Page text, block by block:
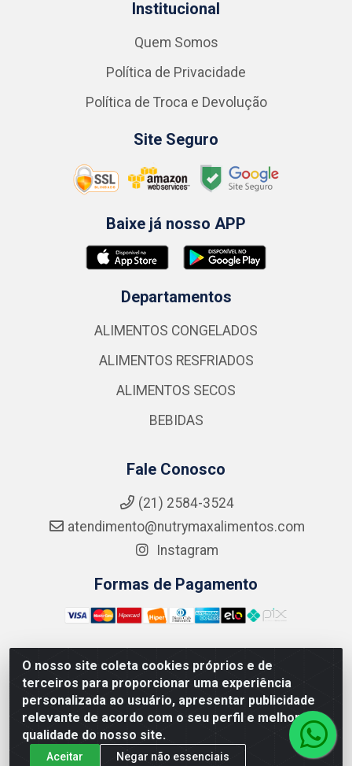
O nosso site coleta cookies próprios e de
terceiros para proporcionar uma experiência
personalizada ao usuário, apresentar publicidade
relevante de acordo com o seu perfil e melhorar a
qualidade do nosso site.
Aceitar Negar não essenciais
Institucional
Quem Somos
Política de Privacidade
Política de Troca e Devolução
Site Seguro
Baixe já nosso APP
Departamentos
ALIMENTOS CONGELADOS
ALIMENTOS RESFRIADOS
ALIMENTOS SECOS
BEBIDAS
Fale Conosco
(21) 2584-3524
atendimento@nutrymaxalimentos.com
Instagram
Formas de Pagamento
NUTRY MAX COMÉRCIO DE PRODUTOS ALIMENTICIOS
LTDA - RUA DO FEIJÃO, 721 PENHA CIRCULAR/RJ -
CNPJ: 15.796.122/0001-03